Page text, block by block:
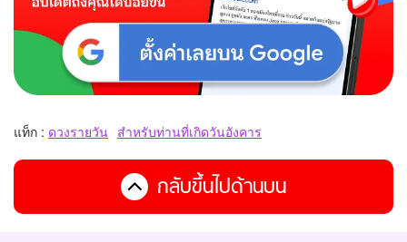
แท็ก : ดวงรายวัน สำหรับท่านที่เกิดวันอังคาร
กลับขึ้นไปด้านบน